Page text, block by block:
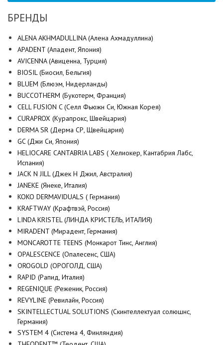
БРЕНДЫ
ALENA AKHMADULLINA (Алена Ахмадуллина)
APADENT (Ападент, Япония)
AVICENNA (Авиценна, Турция)
BIOSIL (Биосил, Бельгия)
BLUEM (Блюэм, Нидерланды)
BUCCOTHERM (Букотерм, Франция)
CELL FUSION C (Селл Фьюжн Си, Южная Корея)
CURAPROX (Курапрокс, Швейцария)
DERMA SR (Дерма СР, Щвейцария)
GC (Джи Си, Япония)
HELIOCARE CANTABRIA LABS ( Хелиокер, Кантабрия Лабс,
Испания)
JACK N JILL (Джек Н Джил, Австралия)
JANEKE (Янеке, Италия)
KOKO DERMAVIDUALS ( Германия)
KRAFTWAY (Крафтвэй, Россия)
LINDA KRISTEL (ЛИНДА КРИСТЕЛЬ, ИТАЛИЯ)
MIRADENT (Мирадент, Германия)
MONCAROTTE TEENS (Монкарот Тинс, Англия)
OPALESCENCE (Опалесенс, США)
OROGOLD (ОРОГОЛД, США)
RAPID (Рапид, Италия)
REGENIQUE (Реженик, Россия)
REVYLINE (Ревилайн, Россия)
SKINTELLECTUAL SOLUTIONS (Скинтеллектуал солюшнс,
Германия)
SYSTEM 4 (Система 4, Финляндия)